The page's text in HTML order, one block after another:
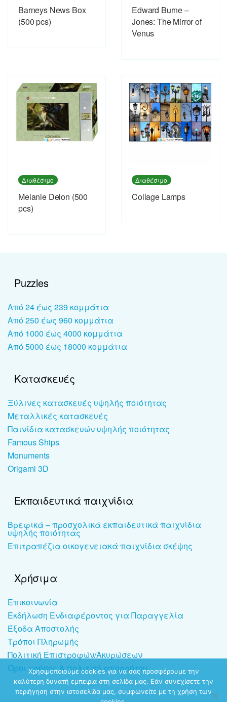
Barneys News Box
(500 pcs)
Edward Burne –
Jones: The Mirror of
Venus
Διαθέσιμο
Melanie Delon (500
pcs)
Διαθέσιμο
Collage Lamps
Puzzles
Από 24 έως 239 κομμάτια
Από 250 έως 960 κομμάτια
Από 1000 έως 4000 κομμάτια
Από 5000 έως 18000 κομμάτια
Κατασκευές
Ξύλινες κατασκευές υψηλής ποιότητας
Μεταλλικές κατασκευές
Παινίδια κατασκευών υψηλής ποιότητας
Famous Ships
Monuments
Origami 3D
Εκπαιδευτικά παιχνίδια
Βρεφικά – προσχολικά εκπαιδευτικά παιχνίδια
υψηλής ποιότητας
Επιτραπέζια οικογενειακά παιχνίδια σκέψης
Χρήσιμα
Επικοινωνία
Εκδήλωση Ενδιαφέροντος για Παραγγελία
Έξοδα Αποστολής
Τρόποι Πληρωμής
Πολιτική Επιστροφών/Ακυρώσεων
Όροι χρήσης & πολιτική απορρήτου
Χρησιμοποιούμε cookies για να σας προσφέρουμε την
καλύτερη δυνατή εμπειρία στη σελίδα μας. Εάν συνεχίσετε την
περιήγηση στην ιστοσελίδα μας, συμφωνείτε με τη χρήση των